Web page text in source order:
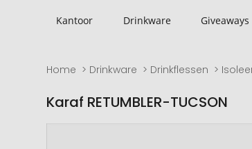
Kantoor Drinkware Giveaways
Home Drinkware Drinkflessen
Karaf RETUMBLER-TUCSON